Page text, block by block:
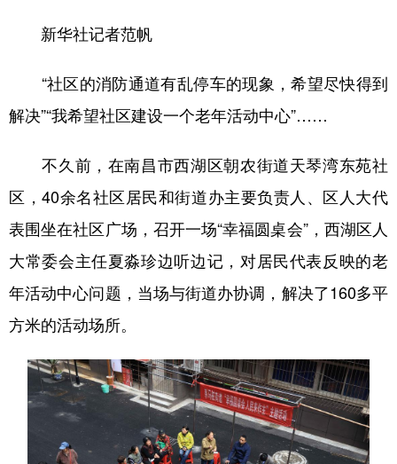
辽宁 吉林
浙江 安徽 福建 江西
山东 河南 湖北
四川 贵州 云南 西藏
陕西 甘肃 青海 宁夏
新疆 内蒙古 黑龙江
多语种频道
English Español Français عربى
Русский язык 日本語 한국어
Deutsch Português
新华社记者范帆
“社区的消防通道有乱停车的现象，希望尽快得到
解决”“我希望社区建设一个老年活动中心”……
不久前，在南昌市西湖区朝农街道天琴湾东苑社
区，40余名社区居民和街道办主要负责人、区人大代
表围坐在社区广场，召开一场“幸福圆桌会”，西湖区人
大常委会主任夏淼珍边听边记，对居民代表反映的老
年活动中心问题，当场与街道办协调，解决了160多平
方米的活动场所。